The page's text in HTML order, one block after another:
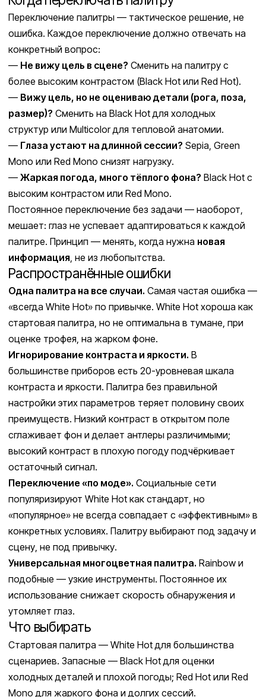
Переключение палитры — тактическое решение, не
ошибка. Каждое переключение должно отвечать на
конкретный вопрос:
— Не вижу цель в сцене? Сменить на палитру с
более высоким контрастом (Black Hot или Red Hot).
— Вижу цель, но не оцениваю детали (рога, поза,
размер)? Сменить на Black Hot для холодных
структур или Multicolor для тепловой анатомии.
— Глаза устают на длинной сессии? Sepia, Green
Mono или Red Mono снизят нагрузку.
— Жаркая погода, много тёплого фона? Black Hot с
высоким контрастом или Red Mono.
Постоянное переключение без задачи — наоборот,
мешает: глаз не успевает адаптироваться к каждой
палитре. Принцип — менять, когда нужна новая
информация, не из любопытства.
Распространённые ошибки
Одна палитра на все случаи. Самая частая ошибка —
«всегда White Hot» по привычке. White Hot хороша как
стартовая палитра, но не оптимальна в тумане, при
оценке трофея, на жарком фоне.
Игнорирование контраста и яркости. В
большинстве приборов есть 20-уровневая шкала
контраста и яркости. Палитра без правильной
настройки этих параметров теряет половину своих
преимуществ. Низкий контраст в открытом поле
сглаживает фон и делает антлеры различимыми;
высокий контраст в плохую погоду подчёркивает
остаточный сигнал.
Переключение «по моде». Социальные сети
популяризируют White Hot как стандарт, но
«популярное» не всегда совпадает с «эффективным» в
конкретных условиях. Палитру выбирают под задачу и
сцену, не под привычку.
Универсальная многоцветная палитра. Rainbow и
подобные — узкие инструменты. Постоянное их
использование снижает скорость обнаружения и
утомляет глаз.
Что выбирать
Стартовая палитра — White Hot для большинства
сценариев. Запасные — Black Hot для оценки
холодных деталей и плохой погоды; Red Hot или Red
Mono для жаркого фона и долгих сессий.